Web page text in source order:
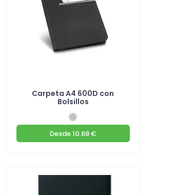
Carpeta A4 600D con
Bolsillos
Desde10.68 €